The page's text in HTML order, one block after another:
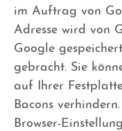
im Auftrag von
Adresse wird von
Google
gebracht. Sie
auf Ihrer
Bacons
Browser-